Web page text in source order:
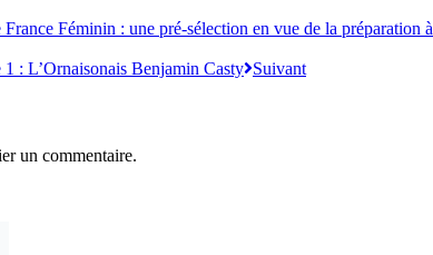
Féminin : une pré-sélection en vue de la préparation
1 : L’Ornaisonais Benjamin Casty Suivant
un commentaire.